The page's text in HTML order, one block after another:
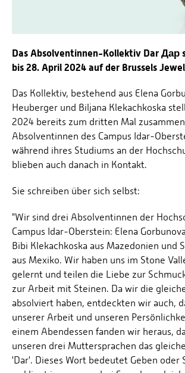
Das Absolventinnen-Kollektiv Dar Дар
bis 28. April 2024 auf der Brussels
Das Kollektiv, bestehend aus Elena
Heuberger und Biljana Klekachkoska
2024 bereits zum dritten Mal
Absolventinnen des Campus Idar-
während ihres Studiums an der
blieben auch danach in Kontakt.
Sie schreiben über sich selbst:
"Wir sind drei Absolventinnen der
Campus Idar-Oberstein: Elena
Bibi Klekachkoska aus Mazedonien und
aus Mexiko. Wir haben uns im Stone
gelernt und teilen die Liebe zur
zur Arbeit mit Steinen. Da wir die
absolviert haben, entdeckten wir auch,
unserer Arbeit und unseren
einem Abendessen fanden wir heraus,
unseren drei Muttersprachen das
'Dar'. Dieses Wort bedeutet Geben oder